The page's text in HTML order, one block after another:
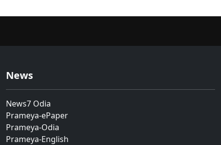
News
News7 Odia
Prameya-ePaper
Prameya-Odia
Prameya-English